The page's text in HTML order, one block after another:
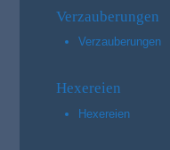
Verzauberungen
Verzauberungen
Hexereien
Hexereien